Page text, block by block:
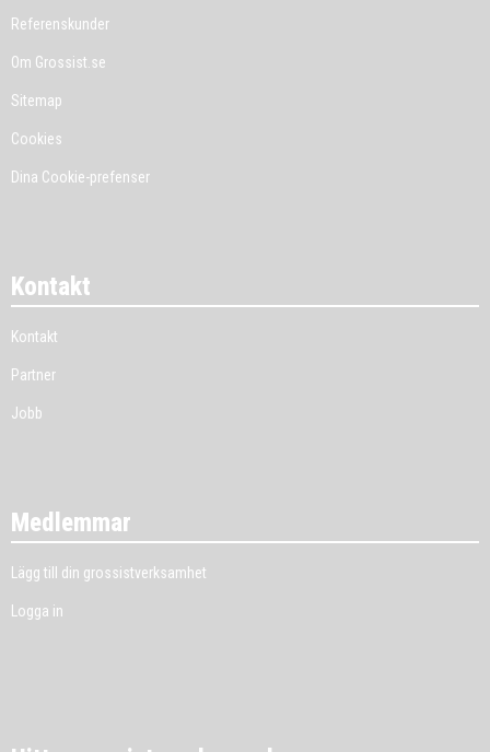
Referenskunder
Om Grossist.se
Sitemap
Cookies
Dina Cookie-prefenser
Kontakt
Kontakt
Partner
Jobb
Medlemmar
Lägg till din grossistverksamhet
Logga in